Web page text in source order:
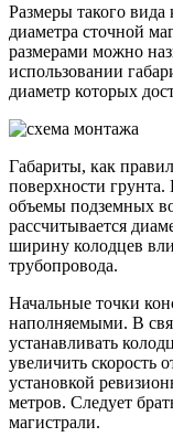
Размеры такого вида
диаметра сточной
размерами можно
использовании
диаметр которых
Габариты, как
поверхности
объемы подземных
рассчитывается
ширину колодцев
трубопровода.
Начальные точки
наполняемыми. В
устанавливать
увеличить скорость
установкой
метров. Следует
магистрали.